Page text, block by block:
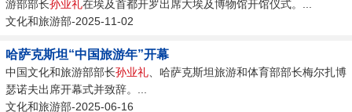
游部部长孙业礼在埃及首都开罗出席大埃及博物馆开馆仪式。...
文化和旅游部-2025-11-02
哈萨克斯坦“中国旅游年”开幕
中国文化和旅游部部长孙业礼 、哈萨克斯坦旅游和体育部部长梅尔扎博
瑟诺夫出席开幕式并致辞。...
文化和旅游部-2025-06-16